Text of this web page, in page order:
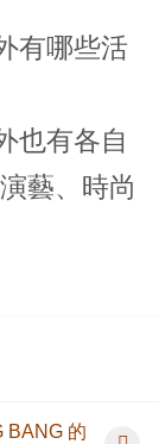
有哪些活
也有各自
藝、時尚
BANG 的